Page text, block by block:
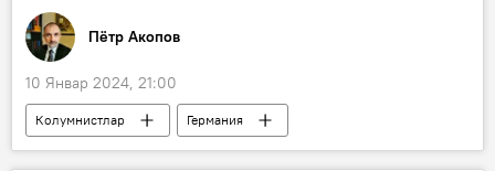
Пётр Акопов
10 Январ 2024, 21:00
Колумнистлар
Германия
Берлин
Россия